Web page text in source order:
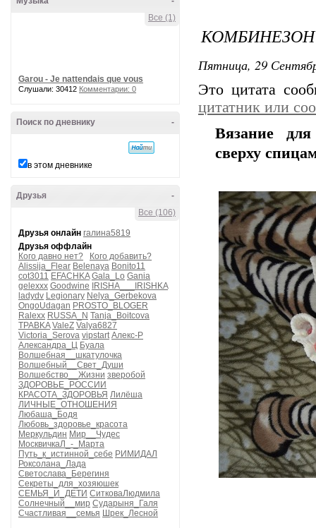
Все (1)
Garou - Je nattendais que vous
Слушали: 30412 Комментарии: 0
-
Поиск по дневнику
в этом дневнике
-
Друзья
Все (106)
Друзья онлайн галина5819
Друзья оффлайн
Кого давно нет?
Кого добавить?
Alissija_Flear Belenaya Bonito11
cot3011 EFACHKA Gala_Lo Gania
gelexxx Goodwine
IRISHA___IRISHKA
ladydv Legionary Nelya_Gerbekova
OngoUdagan PROSTO_BLOGER
Ralexx RUSSA_N Tanja_Boitcova
TPABKA ValeZ Valya6827
Victoria_Serova vipstart Алекс-Р
Александра_Ц Буала
Волшебная__шкатулочка
Волшебный__Свет_Души
Волшебство__Жизни зверобой
ЗДОРОВЬЕ_РОССИИ
КРАСОТА_ЗДОРОВЬЯ Лилёша
ЛИЧНЫЕ_ОТНОШЕНИЯ
Любаша_Бодя
Любовь_здоровье_красота
Меркульдин Мир__Чудес
МосквичкаЛ_-_Марта
Путь_к_истинной_себе РИМИДАЛ
Роксолана_Лада
Светослава_Берегиня
Секреты_для_хозяюшек
СЕМЬЯ_И_ДЕТИ СитковаЛюдмила
Солнечный__мир Сударыня_Галя
Счастливая__семья Шрек_Лесной
Пятница, 29
Это цитата
цитатник или
Вязание
сверху